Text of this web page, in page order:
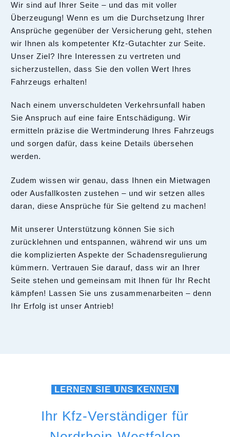
Wir sind auf Ihrer Seite – und das mit voller
Überzeugung! Wenn es um die Durchsetzung Ihrer
Ansprüche gegenüber der Versicherung geht, stehen
wir Ihnen als kompetenter Kfz-Gutachter zur Seite.
Unser Ziel? Ihre Interessen zu vertreten und
sicherzustellen, dass Sie den vollen Wert Ihres
Fahrzeugs erhalten!
Nach einem unverschuldeten Verkehrsunfall haben
Sie Anspruch auf eine faire Entschädigung. Wir
ermitteln präzise die Wertminderung Ihres Fahrzeugs
und sorgen dafür, dass keine Details übersehen
werden.
Zudem wissen wir genau, dass Ihnen ein Mietwagen
oder Ausfallkosten zustehen – und wir setzen alles
daran, diese Ansprüche für Sie geltend zu machen!
Mit unserer Unterstützung können Sie sich
zurücklehnen und entspannen, während wir uns um
die komplizierten Aspekte der Schadensregulierung
kümmern. Vertrauen Sie darauf, dass wir an Ihrer
Seite stehen und gemeinsam mit Ihnen für Ihr Recht
kämpfen! Lassen Sie uns zusammenarbeiten – denn
Ihr Erfolg ist unser Antrieb!
LERNEN SIE UNS KENNEN
Ihr Kfz-Verständiger für